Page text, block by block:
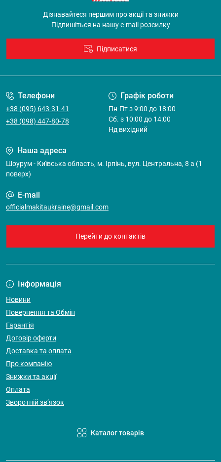
Дізнавайтеся першим про акції та знижки
Підпишіться на нашу e-mail розсилку
Підписатися
Телефони
+38 (095) 643-31-41
+38 (098) 447-80-78
Графік роботи
Пн-Пт з 9:00 до 18:00
Cб. з 10:00 до 14:00
Нд вихідний
Наша адреса
Шоурум - Київська область, м. Ірпінь, вул. Центральна, 8 а (1
поверх)
E-mail
officialmakitaukraine@gmail.com
Перейти до контактів
Інформація
Новини
Повернення та Обмін
Гарантія
Договір оферти
Доставка та оплата
Про компанію
Знижки та акції
Оплата
Зворотній зв’язок
Каталог товарів